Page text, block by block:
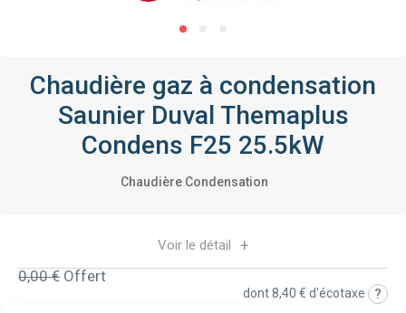
Chaudière gaz à condensation
Saunier Duval Themaplus
Condens F25 25.5kW
Chaudière Condensation
Voir le détail
0,00 € Offert
dont8,40 € d'écotaxe